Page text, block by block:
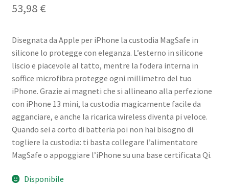
53,98 €
Disegnata da Apple per iPhone la custodia MagSafe in
silicone lo protegge con eleganza. L’esterno in silicone
liscio e piacevole al tatto, mentre la fodera interna in
soffice microfibra protegge ogni millimetro del tuo
iPhone. Grazie ai magneti che si allineano alla perfezione
con iPhone 13 mini, la custodia magicamente facile da
agganciare, e anche la ricarica wireless diventa pi veloce.
Quando sei a corto di batteria poi non hai bisogno di
togliere la custodia: ti basta collegare l’alimentatore
MagSafe o appoggiare l’iPhone su una base certificata Qi.
Disponibile